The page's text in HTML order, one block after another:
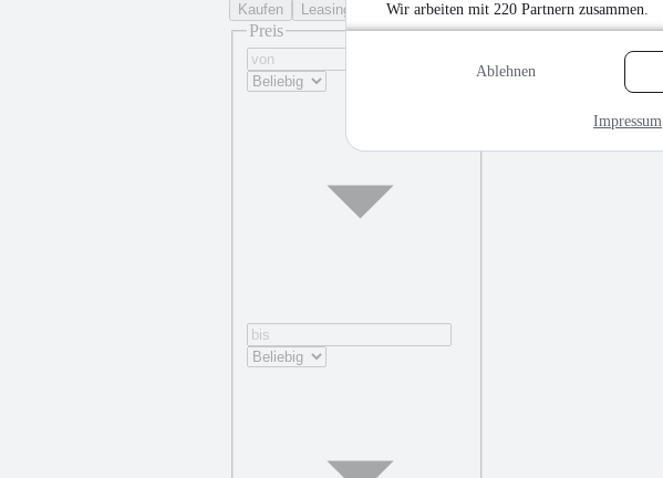
Wir arbeiten mit 220 Partnern zusammen.
Ablehnen
Impressum
Kaufen Leasing
Preis